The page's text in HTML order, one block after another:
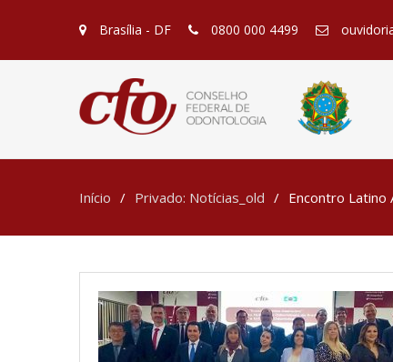
Brasília - DF 0800 000 4499
Início Privado: Notícias_old Encontro Latino